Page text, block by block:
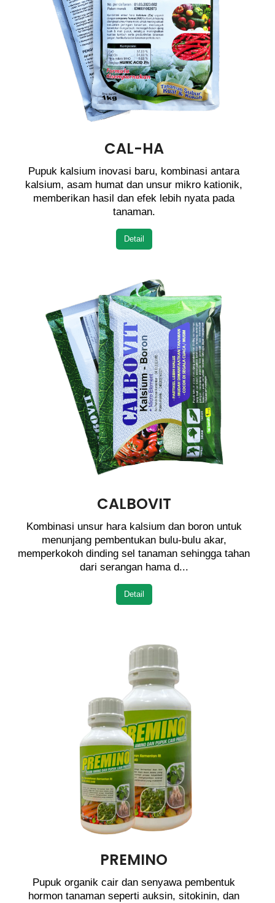
CAL-HA
Pupuk kalsium inovasi baru, kombinasi antara
kalsium, asam humat dan unsur mikro kationik,
memberikan hasil dan efek lebih nyata pada
tanaman.
Detail
CALBOVIT
Kombinasi unsur hara kalsium dan boron untuk
menunjang pembentukan bulu-bulu akar,
memperkokoh dinding sel tanaman sehingga tahan
dari serangan hama d...
Detail
PREMINO
Pupuk organik cair dan senyawa pembentuk
hormon tanaman seperti auksin, sitokinin, dan